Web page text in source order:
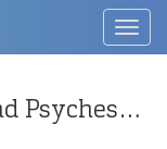
Gemme mit Eros / Amor und Psycheschmetterling